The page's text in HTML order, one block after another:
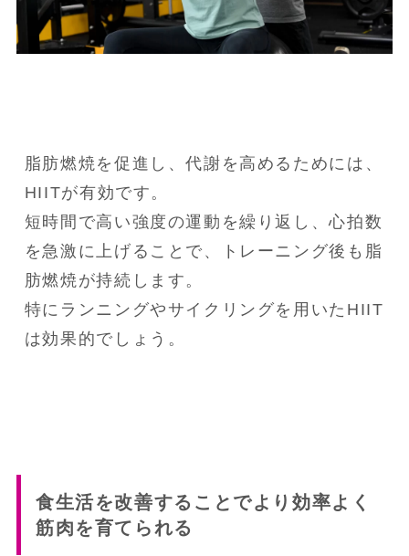
脂肪燃焼を促進し、代謝を高めるためには、
HIITが有効です。
短時間で高い強度の運動を繰り返し、心拍数
を急激に上げることで、トレーニング後も脂
肪燃焼が持続します。
特にランニングやサイクリングを用いたHIIT
は効果的でしょう。
食生活を改善することでより効率よく
筋肉を育てられる